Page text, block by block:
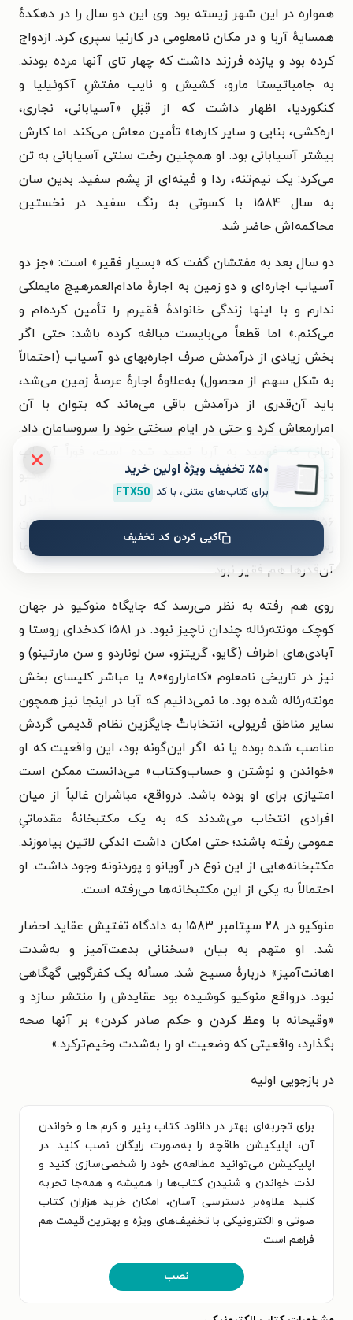
همواره در این شهر زیسته بود. وی این دو سال را در دهکدهٔ
همسایهٔ آربا و در مکان نامعلومی در کارنیا سپری کرد. ازدواج
کرده بود و یازده فرزند داشت که چهار تای آنها مرده بودند.
به جامباتیستا مارو، کشیش و نایب مفتشِ آکوئیلیا و
کنکوردیا، اظهار داشت که از قِبَلِ «آسیابانی، نجاری،
اره‌کشی، بنایی و سایر کارها» تأمین معاش می‌کند. اما کارش
بیشتر آسیابانی بود. او همچنین رخت سنتی آسیابانی به تن
می‌کرد: یک نیم‌تنه، ردا و فینه‌ای از پشم سفید. بدین سان
به سال ۱۵۸۴ با کسوتی به رنگ سفید در نخستین
محاکمه‌اش حاضر شد.
دو سال بعد به مفتشان گفت که «بسیار فقیر» است: «جز دو
آسیاب اجاره‌ای و دو زمین به اجارهٔ مادام‌العمرهیچ مایملکی
ندارم و با اینها زندگی خانوادهٔ فقیرم را تأمین کرده‌ام و
می‌کنم.» اما قطعاً می‌بایست مبالغه کرده باشد: حتی اگر
بخش زیادی از درآمدش صرف اجاره‌بهای دو آسیاب (احتمالاً
به شکل سهم از محصول) به‌علاوهٔ اجارهٔ عرصهٔ زمین می‌شد،
باید آن‌قدری از درآمدش باقی می‌ماند که بتوان با آن
امرارمعاش کرد و حتی در ایام سختی خود را سروسامان داد.
زمانی که فهمید به آربا تبعید شده است، فوراً آسیاب
دیگری اجاره کرد. دخترش، جووانا، وقتی ازدواج کرد (منوکیو
تقریباً یک ماه پیش از آن درگذشته بود) جهیزیه‌ای معادل
۲۵۶ لیر و ۹ سالدی دریافت کرد. جووانا، با در نظر گرفتن
رسم و رسوم منطقه در آن سال‌ها، ثروتمند نبود، اما
آن‌قدرها هم فقیر نبود.
روی هم رفته به نظر می‌رسد که جایگاه منوکیو در جهان
کوچک مونته‌رئاله چندان ناچیز نبود. در ۱۵۸۱ کدخدای روستا و
آبادی‌های اطراف (گایو، گریتزو، سن لوناردو و سن مارتینو) و
نیز در تاریخی نامعلوم «کامارارو»۸۰ یا مباشر کلیسای بخش
مونته‌رئاله شده بود. ما نمی‌دانیم که آیا در اینجا نیز همچون
سایر مناطق فریولی، انتخاباتْ جایگزین نظام قدیمی گردش
مناصب شده بوده یا نه. اگر این‌گونه بود، این واقعیت که او
«خواندن و نوشتن و حساب‌وکتاب» می‌دانست ممکن است
امتیازی برای او بوده باشد. درواقع، مباشران غالباً از میان
افرادی انتخاب می‌شدند که به یک مکتبخانهٔ مقدماتیِ
عمومی رفته باشند؛ حتی امکان داشت اندکی لاتین بیاموزند.
مکتبخانه‌هایی از این نوع در آویانو و پوردنونه وجود داشت.‌ او
احتمالاً به یکی از این مکتبخانه‌ها می‌رفته است.
منوکیو در ۲۸ سپتامبر ۱۵۸۳ به دادگاه تفتیش عقاید احضار
شد. او متهم به بیان «سخنانی بدعت‌آمیز و به‌شدت
اهانت‌آمیز» دربارهٔ مسیح شد.‌ مسأله یک کفرگویی گهگاهی
نبود. درواقع منوکیو کوشیده بود عقایدش را منتشر سازد و
«وقیحانه با وعظ کردن و حکم صادر کردن»‌ بر آنها صحه
بگذارد، واقعیتی که وضعیت او را به‌شدت وخیم‌ترکرد.»
در بازجویی اولیه
برای تجربه‌ای بهتر در دانلود کتاب پنیر و کرم ها و خواندن
آن، اپلیکیشن طاقچه را به‌صورت رایگان نصب کنید. در
اپلیکیشن می‌توانید مطالعه‌ی خود را شخصی‌سازی کنید و
لذت خواندن و شنیدن کتاب‌ها را همیشه و همه‌جا تجربه
کنید. علاوه‌بر دسترسی آسان، امکان خرید هزاران کتاب
صوتی و الکترونیکی با تخفیف‌های ویژه و بهترین قیمت هم
فراهم است.
نصب
٪۵۰ تخفیف ویژۀ اولین خرید
برای کتاب‌های متنی، با کد FTX50
کپی کردن کد تخفیف